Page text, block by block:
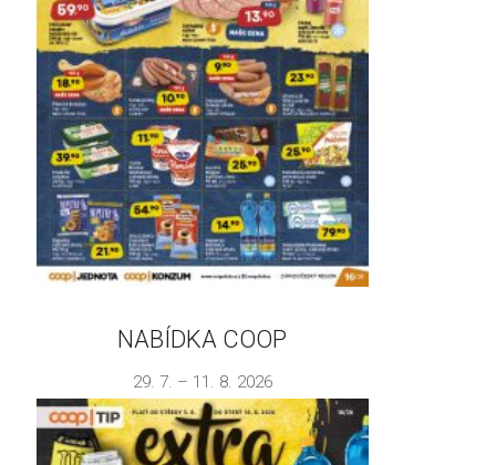
NABÍDKA COOP
29. 7. – 11. 8. 2026